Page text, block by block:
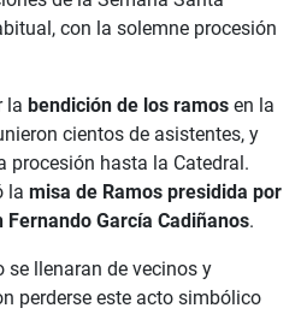
con la solemne procesión
la bendición de los ramos en la
cientos de asistentes, y
procesión hasta la Catedral.
la misa de Ramos presidida por
Fernando García Cadiñanos.
se llenaran de vecinos y
perderse este acto simbólico